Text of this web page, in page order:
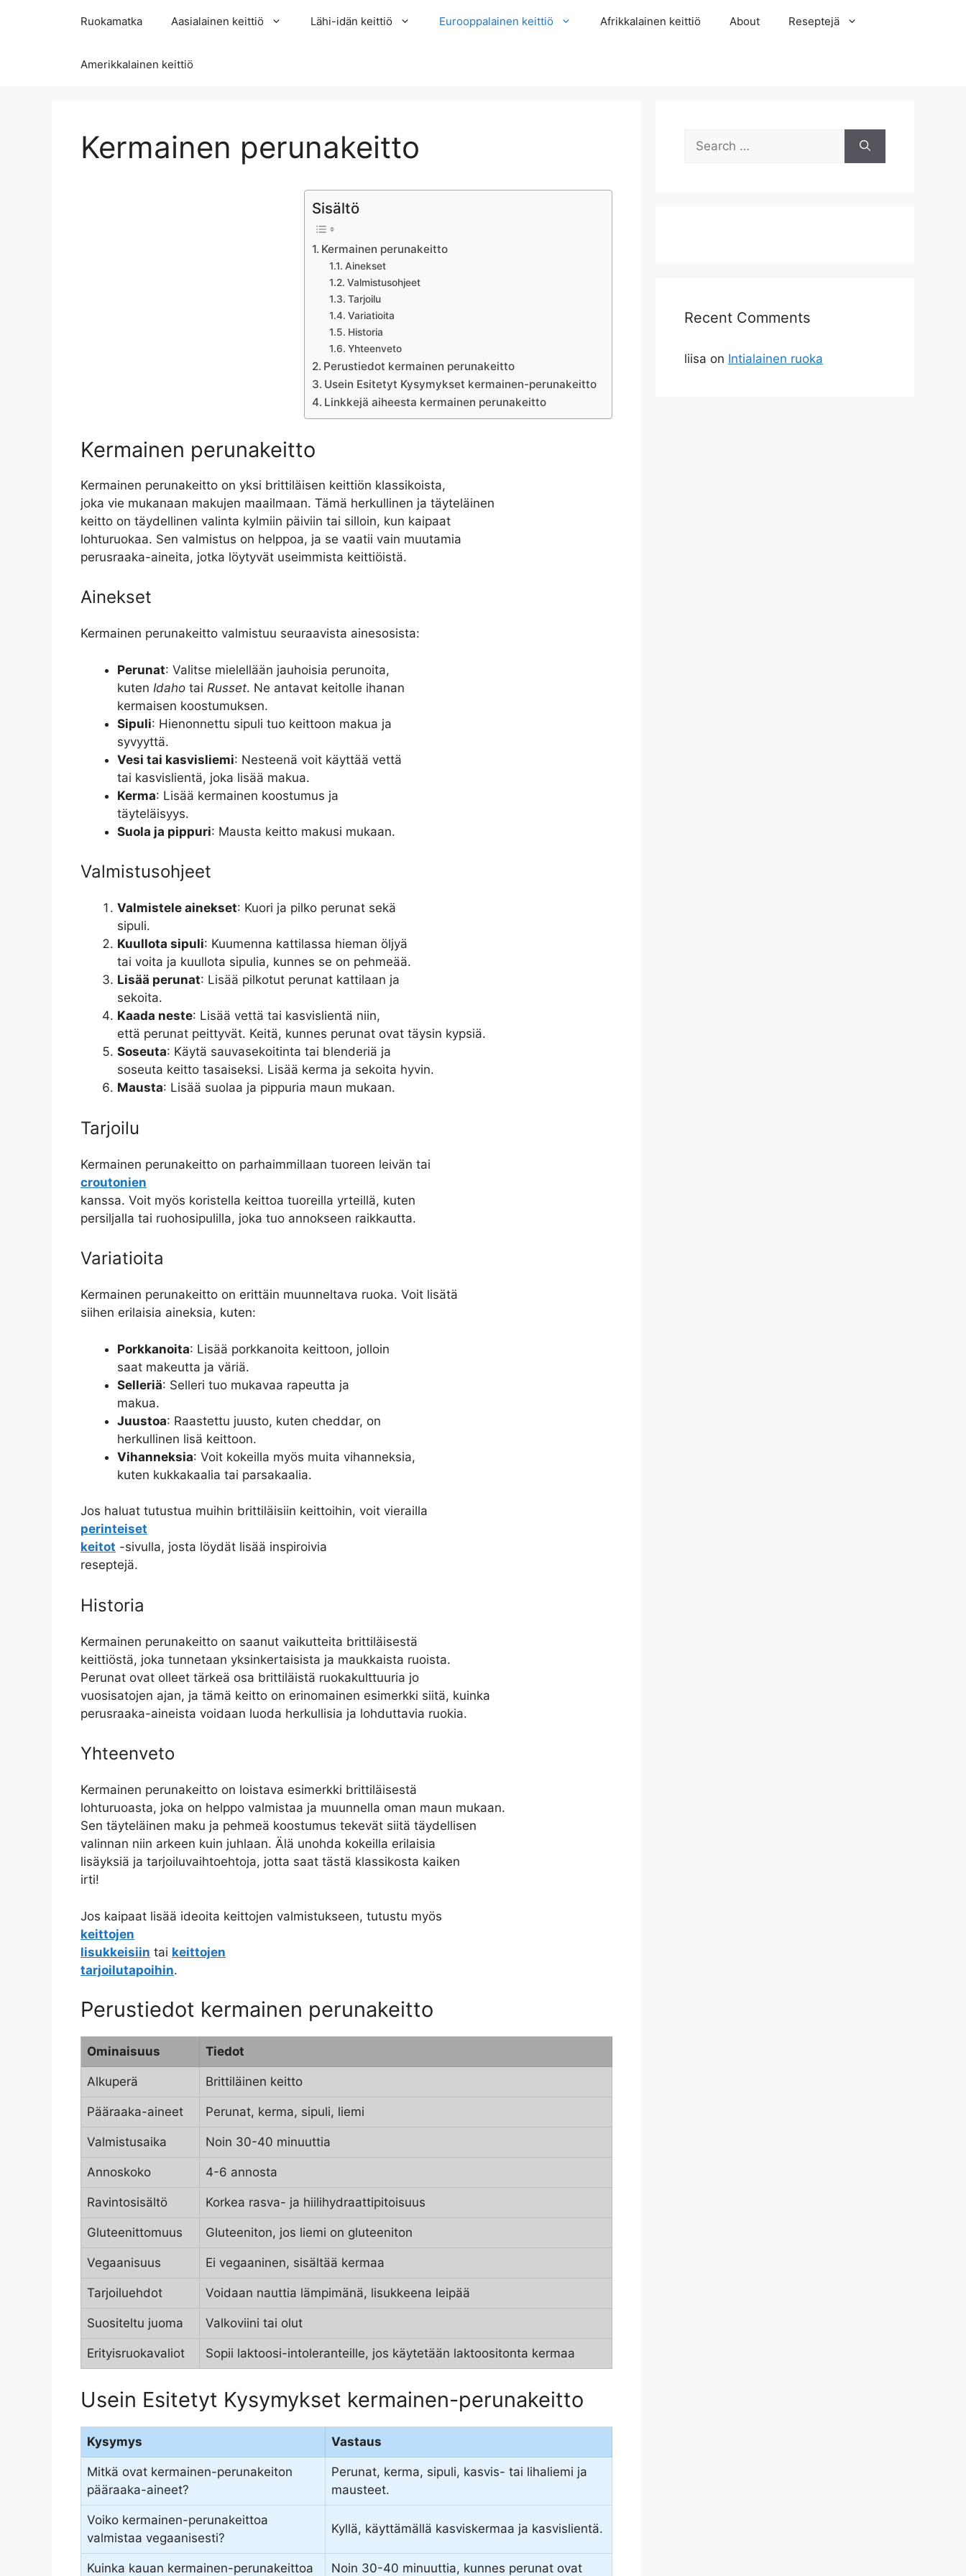
Ruokamatka Aasialainen keittiö Lähi-idän keittiö Eurooppalainen keittiö Afrikkalainen keittiö About Reseptejä
Amerikkalainen keittiö
Kermainen perunakeitto
Sisältö
Kermainen perunakeitto
Ainekset
Valmistusohjeet
Tarjoilu
Variatioita
Historia
Yhteenveto
Perustiedot kermainen perunakeitto
Usein Esitetyt Kysymykset kermainen-perunakeitto
Linkkejä aiheesta kermainen perunakeitto
Kermainen perunakeitto
Kermainen perunakeitto on yksi brittiläisen keittiön klassikoista,
joka vie mukanaan makujen maailmaan. Tämä herkullinen ja täyteläinen
keitto on täydellinen valinta kylmiin päiviin tai silloin, kun kaipaat
lohturuokaa. Sen valmistus on helppoa, ja se vaatii vain muutamia
perusraaka-aineita, jotka löytyvät useimmista keittiöistä.
Ainekset
Kermainen perunakeitto valmistuu seuraavista ainesosista:
Perunat: Valitse mielellään jauhoisia perunoita,
kuten Idaho tai Russet. Ne antavat keitolle ihanan
kermaisen koostumuksen.
Sipuli: Hienonnettu sipuli tuo keittoon makua ja
syvyyttä.
Vesi tai kasvisliemi: Nesteenä voit käyttää vettä
tai kasvislientä, joka lisää makua.
Kerma: Lisää kermainen koostumus ja
täyteläisyys.
Suola ja pippuri: Mausta keitto makusi mukaan.
Valmistusohjeet
Valmistele ainekset: Kuori ja pilko perunat sekä
sipuli.
Kuullota sipuli: Kuumenna kattilassa hieman öljyä
tai voita ja kuullota sipulia, kunnes se on pehmeää.
Lisää perunat: Lisää pilkotut perunat kattilaan ja
sekoita.
Kaada neste: Lisää vettä tai kasvislientä niin,
että perunat peittyvät. Keitä, kunnes perunat ovat täysin kypsiä.
Soseuta: Käytä sauvasekoitinta tai blenderiä ja
soseuta keitto tasaiseksi. Lisää kerma ja sekoita hyvin.
Mausta: Lisää suolaa ja pippuria maun mukaan.
Tarjoilu
Kermainen perunakeitto on parhaimmillaan tuoreen leivän tai
croutonien
kanssa. Voit myös koristella keittoa tuoreilla yrteillä, kuten
persiljalla tai ruohosipulilla, joka tuo annokseen raikkautta.
Variatioita
Kermainen perunakeitto on erittäin muunneltava ruoka. Voit lisätä
siihen erilaisia aineksia, kuten:
Porkkanoita: Lisää porkkanoita keittoon, jolloin
saat makeutta ja väriä.
Selleriä: Selleri tuo mukavaa rapeutta ja
makua.
Juustoa: Raastettu juusto, kuten cheddar, on
herkullinen lisä keittoon.
Vihanneksia: Voit kokeilla myös muita vihanneksia,
kuten kukkakaalia tai parsakaalia.
Jos haluat tutustua muihin brittiläisiin keittoihin, voit vierailla
perinteiset
keitot -sivulla, josta löydät lisää inspiroivia
reseptejä.
Historia
Kermainen perunakeitto on saanut vaikutteita brittiläisestä
keittiöstä, joka tunnetaan yksinkertaisista ja maukkaista ruoista.
Perunat ovat olleet tärkeä osa brittiläistä ruokakulttuuria jo
vuosisatojen ajan, ja tämä keitto on erinomainen esimerkki siitä, kuinka
perusraaka-aineista voidaan luoda herkullisia ja lohduttavia ruokia.
Yhteenveto
Kermainen perunakeitto on loistava esimerkki brittiläisestä
lohturuoasta, joka on helppo valmistaa ja muunnella oman maun mukaan.
Sen täyteläinen maku ja pehmeä koostumus tekevät siitä täydellisen
valinnan niin arkeen kuin juhlaan. Älä unohda kokeilla erilaisia
lisäyksiä ja tarjoiluvaihtoehtoja, jotta saat tästä klassikosta kaiken
irti!
Jos kaipaat lisää ideoita keittojen valmistukseen, tutustu myös
keittojen
lisukkeisiin tai keittojen
tarjoilutapoihin.
Perustiedot kermainen perunakeitto
Ominaisuus Tiedot
Alkuperä Brittiläinen keitto
Pääraaka-aineet Perunat, kerma, sipuli, liemi
Valmistusaika Noin 30-40 minuuttia
Annoskoko 4-6 annosta
Ravintosisältö Korkea rasva- ja hiilihydraattipitoisuus
Gluteenittomuus Gluteeniton, jos liemi on gluteeniton
Vegaanisuus Ei vegaaninen, sisältää kermaa
Tarjoiluehdot Voidaan nauttia lämpimänä, lisukkeena leipää
Suositeltu juoma Valkoviini tai olut
Erityisruokavaliot Sopii laktoosi-intoleranteille, jos käytetään laktoositonta kermaa
Usein Esitetyt Kysymykset kermainen-perunakeitto
Kysymys Vastaus
Mitkä ovat kermainen-perunakeiton
pääraaka-aineet?
Perunat, kerma, sipuli, kasvis- tai lihaliemi ja
mausteet.
Voiko kermainen-perunakeittoa
valmistaa vegaanisesti?
Kyllä, käyttämällä kasviskermaa ja kasvislientä.
Kuinka kauan kermainen-perunakeittoa Noin 30-40 minuuttia, kunnes perunat ovat
Search
for:
Recent Comments
liisa on Intialainen ruoka